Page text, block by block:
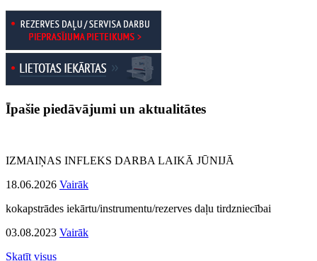
Īpašie piedāvājumi un aktualitātes
IZMAIŅAS INFLEKS DARBA LAIKĀ JŪNIJĀ
18.06.2026 Vairāk
kokapstrādes iekārtu/instrumentu/rezerves daļu tirdzniecībai
03.08.2023 Vairāk
Skatīt visus